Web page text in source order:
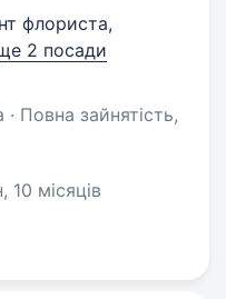
флориста,
2 посади
Повна зайнятість,
10 місяців